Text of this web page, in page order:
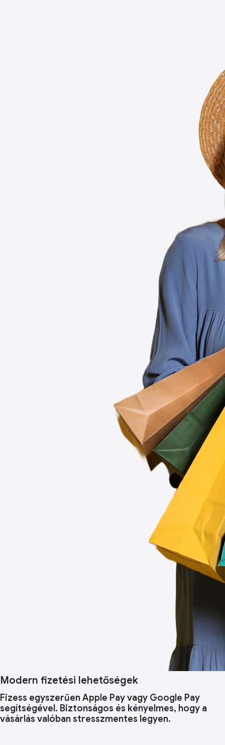
Modern fizetési lehetőségek
Fizess egyszerűen Apple Pay vagy Google Pay
segítségével. Biztonságos és kényelmes, hogy a
vásárlás valóban stresszmentes legyen.